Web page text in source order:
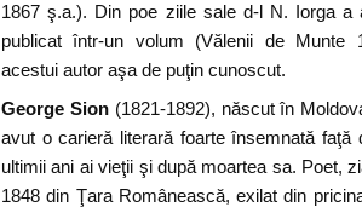
1867 ş.a.). Din poe ziile sale d-l N. Iorga
publicat într-un volum (Vălenii de Munte
acestui autor aşa de puţin cunoscut.
George Sion(1821-1892), născut în
avut o carieră literară foarte însemnată
ultimii ani ai vieţii şi după moartea sa. Poet,
1848 din Ţara Românească, exilat din